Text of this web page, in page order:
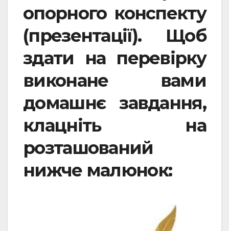
опорного конспекту
(презентації). Щоб
здати на перевірку
виконане вами
домашнє завдання,
клацніть на
розташований
нижче малюнок: